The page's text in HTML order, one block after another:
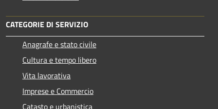
CATEGORIE DI SERVIZIO
Anagrafe e stato civile
Cultura e tempo libero
Vita lavorativa
Imprese e Commercio
Catasto e urbanistica